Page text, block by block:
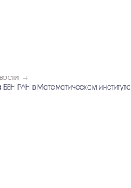
РАН в Математическом институте